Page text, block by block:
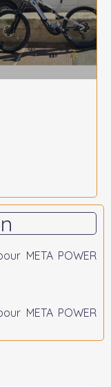
META POWER
META POWER